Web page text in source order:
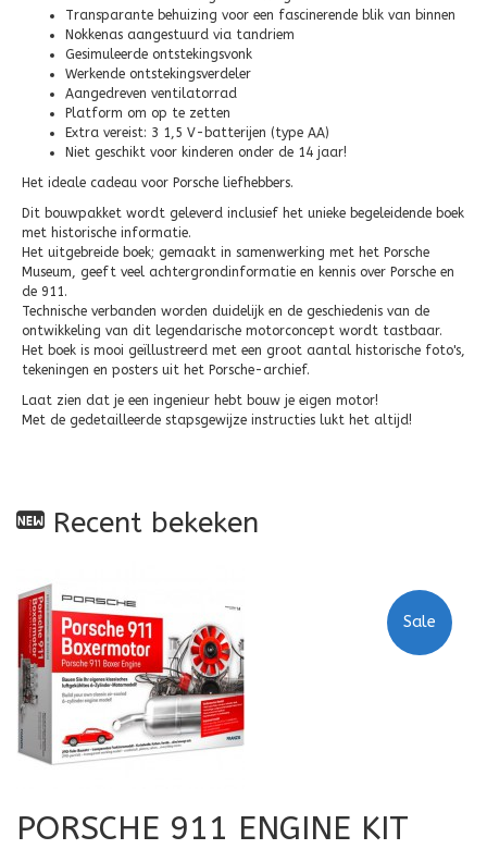
Transparante behuizing voor een fascinerende blik van binnen
Nokkenas aangestuurd via tandriem
Gesimuleerde ontstekingsvonk
Werkende ontstekingsverdeler
Aangedreven ventilatorrad
Platform om op te zetten
Extra vereist: 3 1,5 V-batterijen (type AA)
Niet geschikt voor kinderen onder de 14 jaar!
Het ideale cadeau voor Porsche liefhebbers.
Dit bouwpakket wordt geleverd inclusief het unieke begeleidende boek
met historische informatie.
Het uitgebreide boek; gemaakt in samenwerking met het Porsche
Museum, geeft veel achtergrondinformatie en kennis over Porsche en
de 911.
Technische verbanden worden duidelijk en de geschiedenis van de
ontwikkeling van dit legendarische motorconcept wordt tastbaar.
Het boek is mooi geïllustreerd met een groot aantal historische foto's,
tekeningen en posters uit het Porsche-archief.
Laat zien dat je een ingenieur hebt bouw je eigen motor!
Met de gedetailleerde stapsgewijze instructies lukt het altijd!
Recent bekeken
Sale
PORSCHE 911 ENGINE KIT